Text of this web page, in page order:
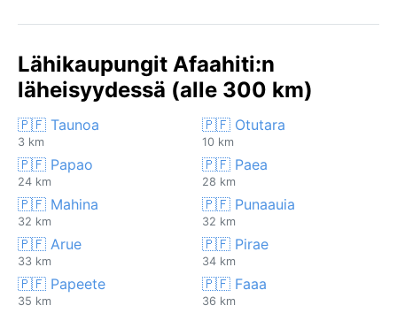
Lähikaupungit Afaahiti:n
läheisyydessä (alle 300 km)
🇵🇫 Taunoa
3 km
🇵🇫 Otutara
10 km
🇵🇫 Papao
24 km
🇵🇫 Paea
28 km
🇵🇫 Mahina
32 km
🇵🇫 Punaauia
32 km
🇵🇫 Arue
33 km
🇵🇫 Pirae
34 km
🇵🇫 Papeete
35 km
🇵🇫 Faaa
36 km